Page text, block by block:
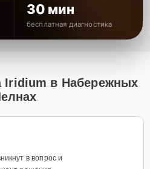
30 мин
бесплатная диагностика
Iridium в Набережных
в вопрос и